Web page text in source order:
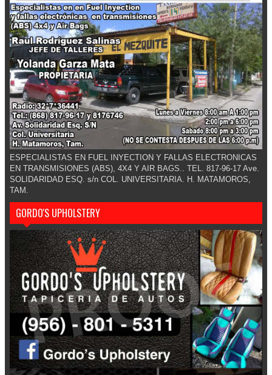
ESPECIALISTAS EN FUEL INYECTION Y FALLAS ELECTRONICAS
EN TRANSMISIONES (ABS), 4X4 Y AIR BAGS.. TEL. 817-96-17 Ave.
SOLIDARIDAD ESQ. s/n COL. UNIVERSITARIA. H. MATAMOROS,
TAM.
GORDO'S UPHOLSTERY